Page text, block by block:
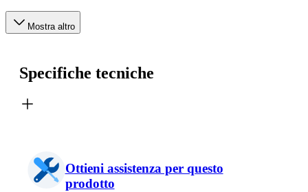
Mostra altro
Specifiche tecniche
Ottieni assistenza per questo
prodotto